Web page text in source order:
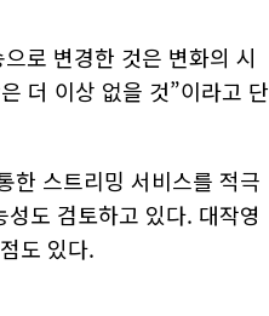
로 변경한 것은 변화의 시
더 이상 없을 것”이라고 단
한 스트리밍 서비스를 적극
도 검토하고 있다. 대작영
도 있다.